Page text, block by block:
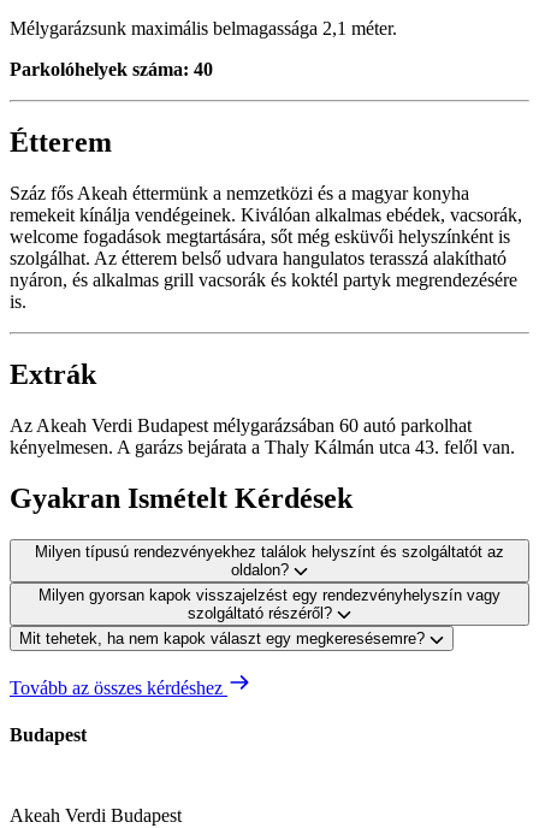
Mélygarázsunk maximális belmagassága 2,1 méter.
Parkolóhelyek száma: 40
Étterem
Száz fős Akeah éttermünk a nemzetközi és a magyar konyha
remekeit kínálja vendégeinek. Kiválóan alkalmas ebédek, vacsorák,
welcome fogadások megtartására, sőt még esküvői helyszínként is
szolgálhat. Az étterem belső udvara hangulatos terasszá alakítható
nyáron, és alkalmas grill vacsorák és koktél partyk megrendezésére
is.
Extrák
Az Akeah Verdi Budapest mélygarázsában 60 autó parkolhat
kényelmesen. A garázs bejárata a Thaly Kálmán utca 43. felől van.
Gyakran Ismételt Kérdések
Milyen típusú rendezvényekhez találok helyszínt és szolgáltatót az
oldalon?
Milyen gyorsan kapok visszajelzést egy rendezvényhelyszín vagy
szolgáltató részéről?
Mit tehetek, ha nem kapok választ egy megkeresésemre?
Tovább az összes kérdéshez
Budapest
Akeah Verdi Budapest